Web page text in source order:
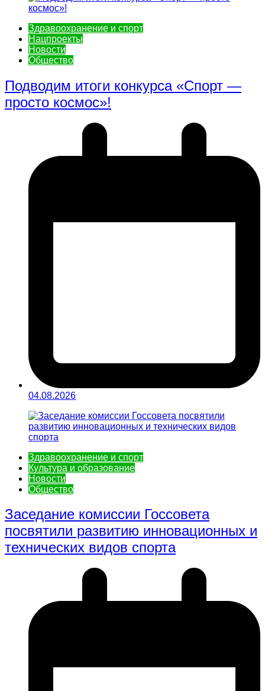
Здравоохранение и спорт
Нацпроекты
Новости
Общество
Подводим итоги конкурса «Спорт —
просто космос»!
04.08.2026
Здравоохранение и спорт
Культура и образование
Новости
Общество
Заседание комиссии Госсовета
посвятили развитию инновационных и
технических видов спорта